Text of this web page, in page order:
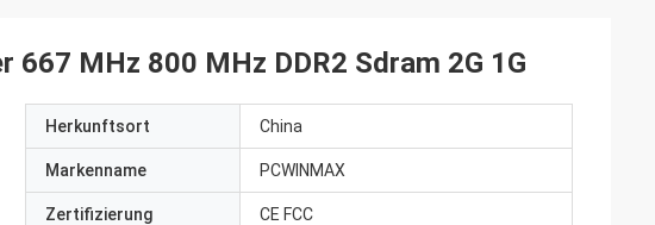
667 MHz 800 MHz DDR2 Sdram 2G 1G
Herkunftsort China
Markenname PCWINMAX
Zertifizierung CE FCC